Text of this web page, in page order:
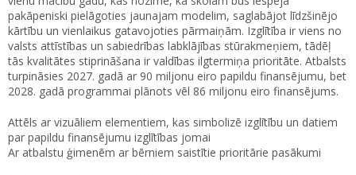
pakāpeniski pielāgoties jaunajam modelim, saglabājot līdzšinējo
kārtību un vienlaikus gatavojoties pārmaiņām. Izglītība ir viens no
valsts attīstības un sabiedrības labklājības stūrakmeņiem, tādēļ
tās kvalitātes stiprināšana ir valdības ilgtermiņa prioritāte. Atbalsts
turpināsies 2027. gadā ar 90 miljonu eiro papildu finansējumu, bet
2028. gadā programmai plānots vēl 86 miljonu eiro finansējums.
Attēls ar vizuāliem elementiem, kas simbolizē izglītību un datiem
par papildu finansējumu izglītības jomai
Ar atbalstu ģimenēm ar bērniem saistītie prioritārie pasākumi